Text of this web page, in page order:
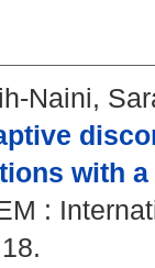
Naini,
with
: